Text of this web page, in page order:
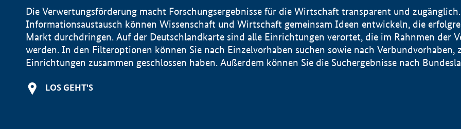
Die Verwertungsförderung macht Forschungsergebnisse für die Wirtschaft transparent und
Informationsaustausch können Wissenschaft und Wirtschaft gemeinsam Ideen entwickeln, die
Markt durchdringen. Auf der Deutschlandkarte sind alle Einrichtungen verortet, die im Rahnmen der
werden. In den Filteroptionen können Sie nach Einzelvorhaben suchen sowie nach Verbundvorhaben,
Einrichtungen zusammen geschlossen haben. Außerdem können Sie die Suchergebnisse nach
LOS GEHT'S